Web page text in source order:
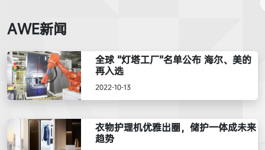
AWE新闻
全球 “灯塔工厂”名单公布 海尔、美的
再入选
2022-10-13
衣物护理机优雅出圈，储护一体成未来
趋势